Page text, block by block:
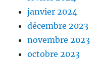
janvier 2024
décembre 2023
novembre 2023
octobre 2023